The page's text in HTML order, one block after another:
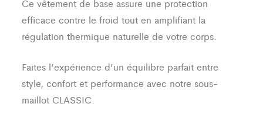
Ce vêtement de base assure une protection
efficace contre le froid tout en amplifiant la
régulation thermique naturelle de votre corps.
Faites l’expérience d’un équilibre parfait entre
style, confort et performance avec notre sous-
maillot CLASSIC.